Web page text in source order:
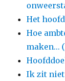
Het
Hoe
maken…
Ik zit niet